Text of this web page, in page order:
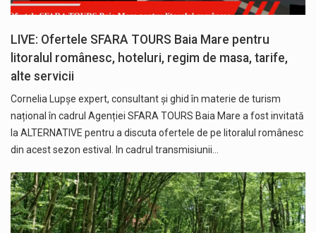
LIVE: Ofertele SFARA TOURS Baia Mare pentru
litoralul românesc, hoteluri, regim de masa, tarife,
alte servicii
Cornelia Lupșe expert, consultant și ghid în materie de turism
național în cadrul Agenției SFARA TOURS Baia Mare a fost invitată
la ALTERNATIVE pentru a discuta ofertele de pe litoralul românesc
din acest sezon estival. In cadrul transmisiunii…